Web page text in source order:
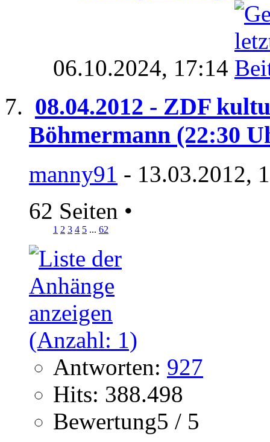
06.10.2024, 17:14
08.04.2012 - ZDF
Böhmermann (22:30
manny91 - 13.03.2012,
62 Seiten •
1 2 3 4 5 ... 62
Antworten: 927
Hits: 388.498
Bewertung5 / 5